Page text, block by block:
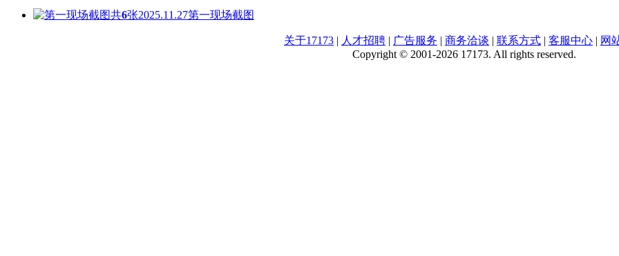
共6张2025.11.27第一现场截图
关于17173 | 人才招聘 | 广告服务 | 商务洽谈 | 联系方式 | 客服中心 | 网
Copyright © 2001-2026 17173. All rights reserved.